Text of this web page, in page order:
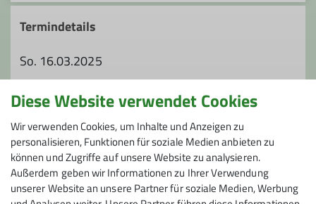
Termindetails
So. 16.03.2025
Organisation
Maximilian Wolff
Diese Website verwendet Cookies
Wir verwenden Cookies, um Inhalte und Anzeigen zu
personalisieren, Funktionen für soziale Medien anbieten zu
können und Zugriffe auf unsere Website zu analysieren.
Außerdem geben wir Informationen zu Ihrer Verwendung
unserer Website an unsere Partner für soziale Medien, Werbung